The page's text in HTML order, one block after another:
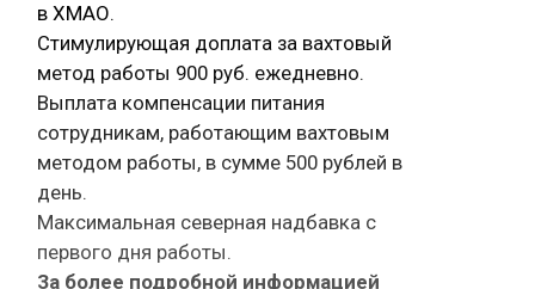
в ХМАО.
Стимулирующая доплата за вахтовый
метод работы 900 руб. ежедневно.
Выплата компенсации питания
сотрудникам, работающим вахтовым
методом работы, в сумме 500 рублей в
день.
Максимальная северная надбавка с
первого дня работы.
За более подробной информацией